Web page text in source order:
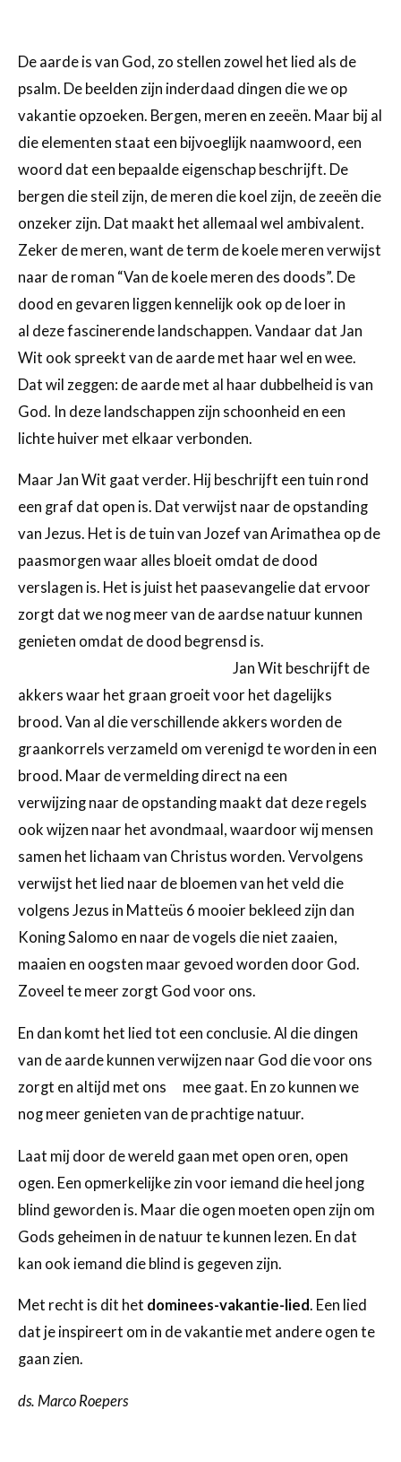
De aarde is van God, zo stellen zowel het lied als de
psalm. De beelden zijn inderdaad dingen die we op
vakantie opzoeken. Bergen, meren en zeeën. Maar bij al
die elementen staat een bijvoeglijk naamwoord, een
woord dat een bepaalde eigenschap beschrijft. De
bergen die steil zijn, de meren die koel zijn, de zeeën die
onzeker zijn. Dat maakt het allemaal wel ambivalent.
Zeker de meren, want de term de koele meren verwijst
naar de roman “Van de koele meren des doods”. De
dood en gevaren liggen kennelijk ook op de loer in
al deze fascinerende landschappen. Vandaar dat Jan
Wit ook spreekt van de aarde met haar wel en wee.
Dat wil zeggen: de aarde met al haar dubbelheid is van
God. In deze landschappen zijn schoonheid en een
lichte huiver met elkaar verbonden.
Maar Jan Wit gaat verder. Hij beschrijft een tuin rond
een graf dat open is. Dat verwijst naar de opstanding
van Jezus. Het is de tuin van Jozef van Arimathea op de
paasmorgen waar alles bloeit omdat de dood
verslagen is. Het is juist het paasevangelie dat ervoor
zorgt dat we nog meer van de aardse natuur kunnen
genieten omdat de dood begrensd is.
Jan Wit beschrijft de
akkers waar het graan groeit voor het dagelijks
brood. Van al die verschillende akkers worden de
graankorrels verzameld om verenigd te worden in een
brood. Maar de vermelding direct na een
verwijzing naar de opstanding maakt dat deze regels
ook wijzen naar het avondmaal, waardoor wij mensen
samen het lichaam van Christus worden. Vervolgens
verwijst het lied naar de bloemen van het veld die
volgens Jezus in Matteüs 6 mooier bekleed zijn dan
Koning Salomo en naar de vogels die niet zaaien,
maaien en oogsten maar gevoed worden door God.
Zoveel te meer zorgt God voor ons.
En dan komt het lied tot een conclusie. Al die dingen
van de aarde kunnen verwijzen naar God die voor ons
zorgt en altijd met ons mee gaat. En zo kunnen we
nog meer genieten van de prachtige natuur.
Laat mij door de wereld gaan met open oren, open
ogen. Een opmerkelijke zin voor iemand die heel jong
blind geworden is. Maar die ogen moeten open zijn om
Gods geheimen in de natuur te kunnen lezen. En dat
kan ook iemand die blind is gegeven zijn.
Met recht is dit het dominees-vakantie-lied. Een lied
dat je inspireert om in de vakantie met andere ogen te
gaan zien.
ds. Marco Roepers